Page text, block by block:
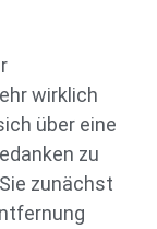
wirklich
über eine
zu
zunächst